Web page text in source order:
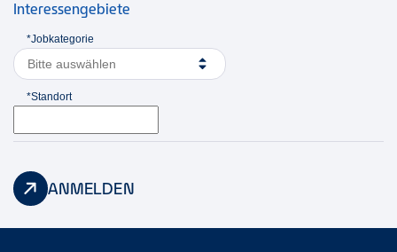
Interessengebiete
*Jobkategorie
Bitte auswählen
*Standort
ANMELDEN